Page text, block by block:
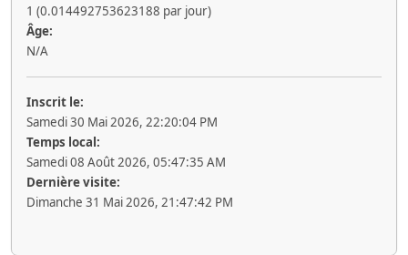
1 (0.014492753623188 par jour)
Âge:
N/A
Inscrit le:
Samedi 30 Mai 2026, 22:20:04 PM
Temps local:
Samedi 08 Août 2026, 05:47:35 AM
Dernière visite:
Dimanche 31 Mai 2026, 21:47:42 PM